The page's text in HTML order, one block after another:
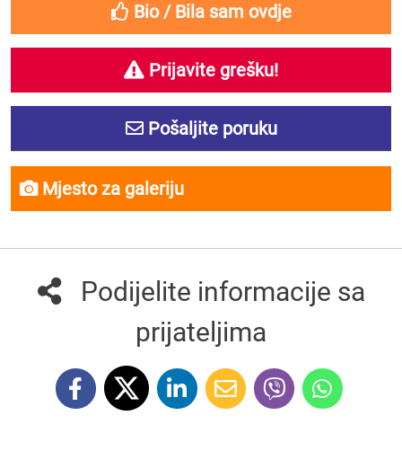
Bio / Bila sam ovdje
Prijavite grešku!
Pošaljite poruku
Mjesto za galeriju
Podijelite informacije sa
prijateljima